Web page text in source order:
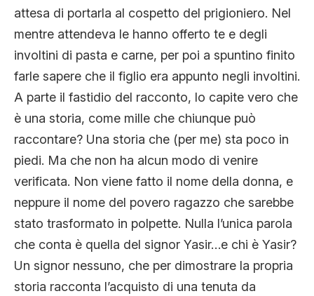
attesa di portarla al cospetto del prigioniero. Nel
mentre attendeva le hanno offerto te e degli
involtini di pasta e carne, per poi a spuntino finito
farle sapere che il figlio era appunto negli involtini.
A parte il fastidio del racconto, lo capite vero che
è una storia, come mille che chiunque può
raccontare? Una storia che (per me) sta poco in
piedi. Ma che non ha alcun modo di venire
verificata. Non viene fatto il nome della donna, e
neppure il nome del povero ragazzo che sarebbe
stato trasformato in polpette. Nulla l’unica parola
che conta è quella del signor Yasir…e chi è Yasir?
Un signor nessuno, che per dimostrare la propria
storia racconta l’acquisto di una tenuta da